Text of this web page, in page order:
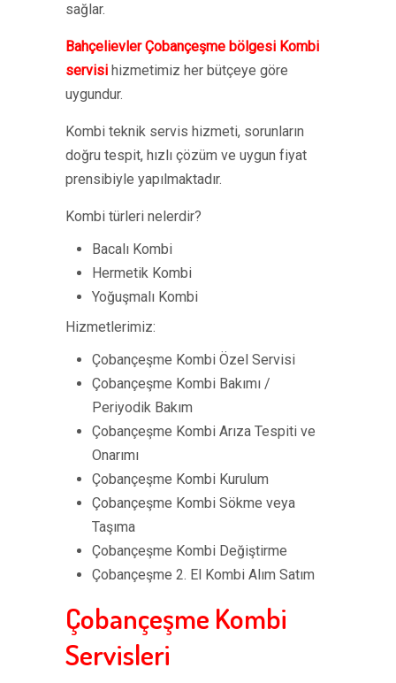
sağlar.
Bahçelievler Çobançeşme bölgesi Kombi
servisi hizmetimiz her bütçeye göre
uygundur.
Kombi teknik servis hizmeti, sorunların
doğru tespit, hızlı çözüm ve uygun fiyat
prensibiyle yapılmaktadır.
Kombi türleri nelerdir?
Bacalı Kombi
Hermetik Kombi
Yoğuşmalı Kombi
Hizmetlerimiz:
Çobançeşme Kombi Özel Servisi
Çobançeşme Kombi Bakımı /
Periyodik Bakım
Çobançeşme Kombi Arıza Tespiti ve
Onarımı
Çobançeşme Kombi Kurulum
Çobançeşme Kombi Sökme veya
Taşıma
Çobançeşme Kombi Değiştirme
Çobançeşme 2. El Kombi Alım Satım
Çobançeşme Kombi
Servisleri